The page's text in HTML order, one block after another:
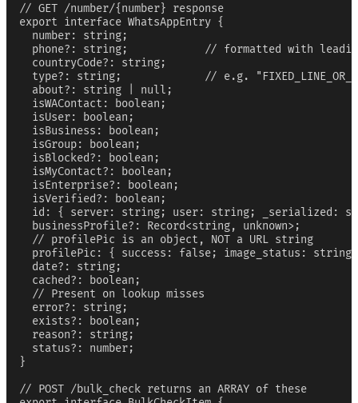
// GET /number/{number} response
export interface WhatsAppEntry {
  number: string;
phone?: string;            // formatted with
  countryCode?: string;
type?: string;             // e.g.
  about?: string | null;
  isWAContact: boolean;
  isUser: boolean;
  isBusiness: boolean;
  isGroup: boolean;
  isBlocked?: boolean;
  isMyContact?: boolean;
  isEnterprise?: boolean;
  isVerified?: boolean;
id: { server: string; user: string; _serialized:
  businessProfile?: Record<string, unknown>;
  // profilePic is an object, NOT a URL string
profilePic: { success: false; image_status:
  date?: string;
  cached?: boolean;
  // Present on lookup misses
  error?: string;
  exists?: boolean;
  reason?: string;
  status?: number;
}
// POST /bulk_check returns an ARRAY of these